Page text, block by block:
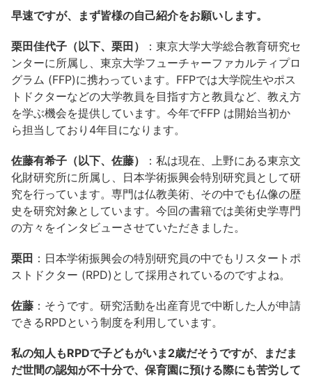
早速ですが、まず皆様の自己紹介をお願いします。
栗田佳代子（以下、栗田）
：東京大学大学総合教育研究セ
ンターに所属し、東京大学フューチャーファカルティプロ
グラム (FFP)に携わっています。FFPでは大学院生やポス
トドクターなどの大学教員を目指す方と教員など、教え方
を学ぶ機会を提供しています。今年でFFP は開始当初か
ら担当しており4年目になります。
佐藤有希子（以下、佐藤）
：私は現在、上野にある東京文
化財研究所に所属し、日本学術振興会特別研究員として研
究を行っています。専門は仏教美術、その中でも仏像の歴
史を研究対象としています。今回の書籍では美術史学専門
の方々をインタビューさせていただきました。
栗田 ：日本学術振興会の特別研究員の中でもリスタートポ
ストドクター (RPD)として採用されているのですよね。
佐藤 ：そうです。研究活動を出産育児で中断した人が申請
できるRPDという制度を利用しています。
私の知人もRPDで子どもがいま2歳だそうですが、まだま
だ世間の認知が不十分で、保育園に預ける際にも苦労して